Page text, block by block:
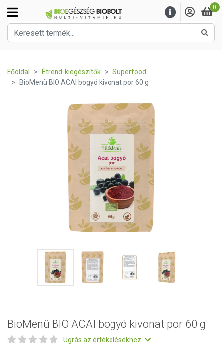
0
Főoldal Étrend-kiegészítők
Superfood
BioMenü BIO ACAI bogyó kivonat por 60 g
BioMenü BIO ACAI bogyó kivonat por 60 g
Ugrás az értékelésekhez